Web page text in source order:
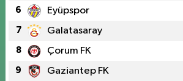
6 Eyüpspor
7 Galatasaray
8 Çorum FK
9 Gaziantep FK